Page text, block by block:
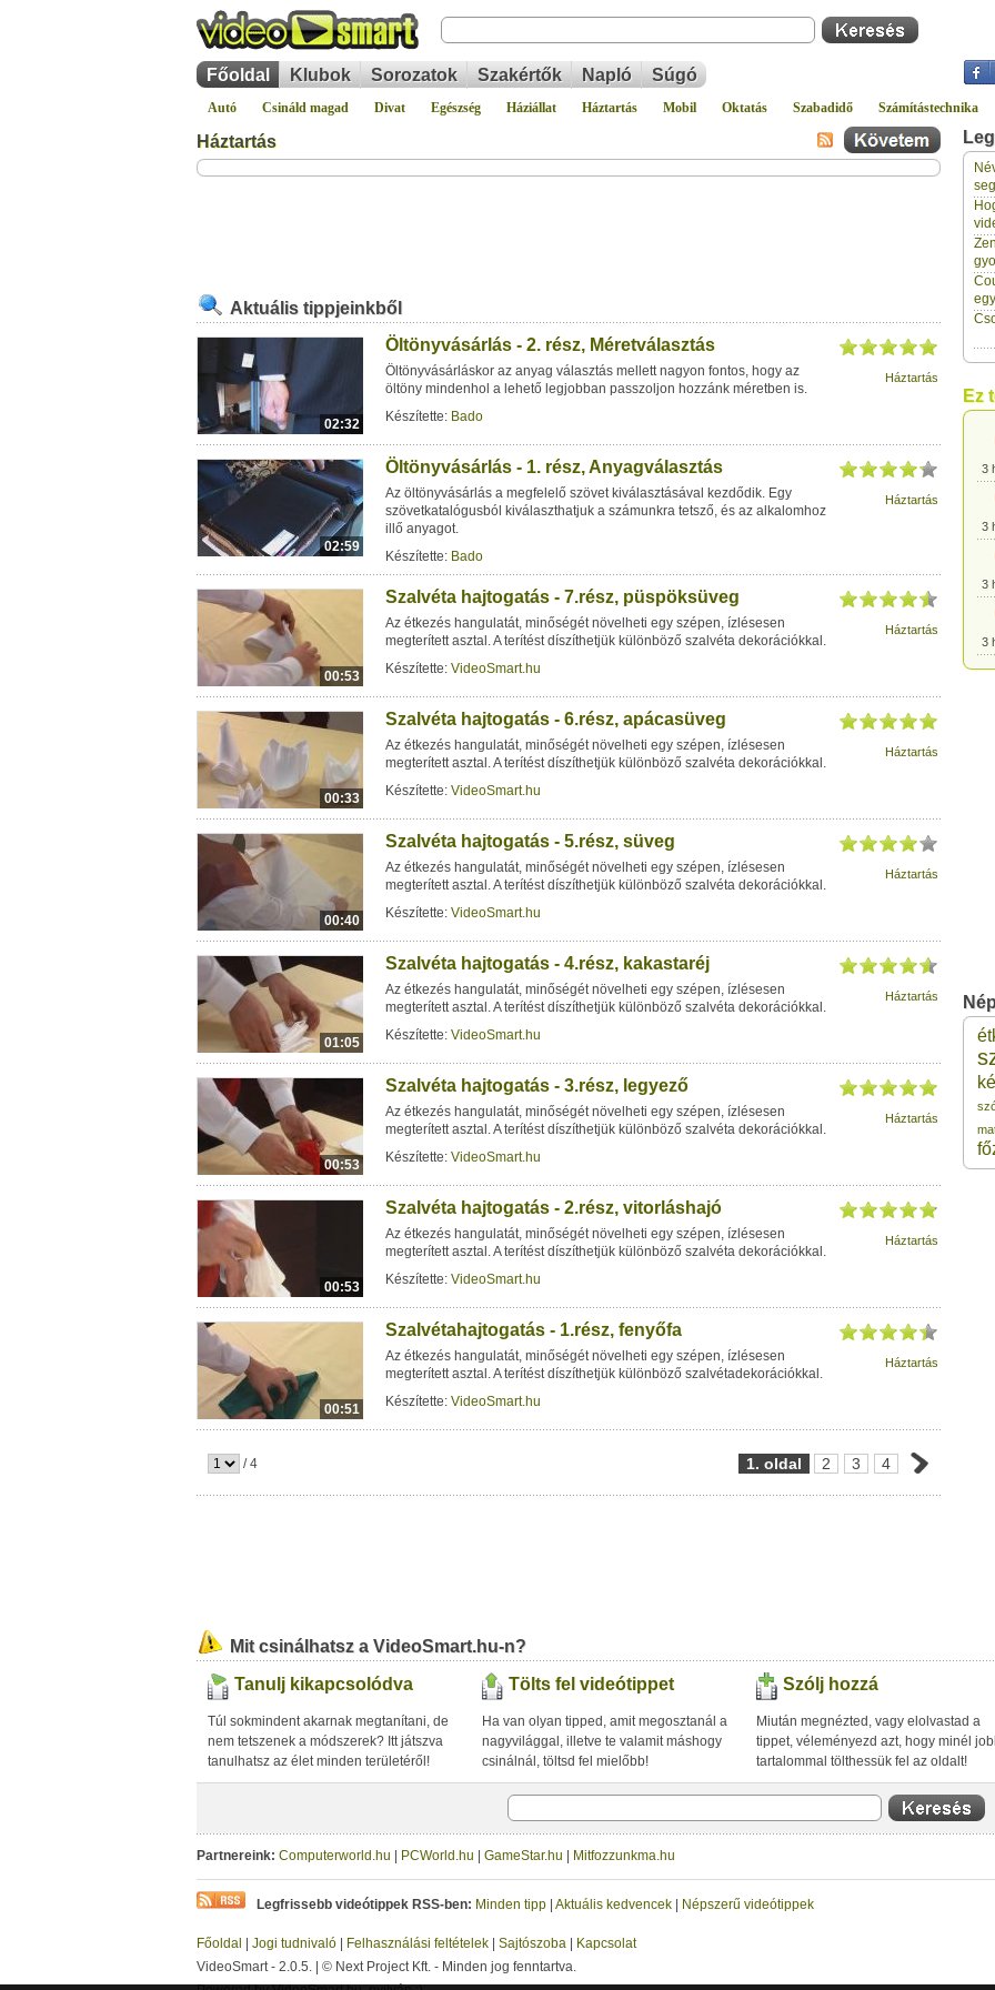
Főoldal Klubok Sorozatok Szakértők Napló Súgó
Autó Csináld magad Divat Egészség Háziállat Háztartás Mobil Oktatás Szabadidő Számítástechnika
Háztartás
Aktuális tippjeinkből
02:32
Öltönyvásárlás - 2. rész, Méretválasztás
Öltönyvásárláskor az anyag választás mellett nagyon fontos, hogy az
öltöny mindenhol a lehető legjobban passzoljon hozzánk méretben is.
Készítette: Bado
Háztartás
02:59
Öltönyvásárlás - 1. rész, Anyagválasztás
Az öltönyvásárlás a megfelelő szövet kiválasztásával kezdődik. Egy
szövetkatalógusból kiválaszthatjuk a számunkra tetsző, és az alkalomhoz
illő anyagot.
Készítette: Bado
Háztartás
00:53
Szalvéta hajtogatás - 7.rész, püspöksüveg
Az étkezés hangulatát, minőségét növelheti egy szépen, ízlésesen
megterített asztal. A terítést díszíthetjük különböző szalvéta dekorációkkal.
Készítette: VideoSmart.hu
Háztartás
00:33
Szalvéta hajtogatás - 6.rész, apácasüveg
Az étkezés hangulatát, minőségét növelheti egy szépen, ízlésesen
megterített asztal. A terítést díszíthetjük különböző szalvéta dekorációkkal.
Készítette: VideoSmart.hu
Háztartás
00:40
Szalvéta hajtogatás - 5.rész, süveg
Az étkezés hangulatát, minőségét növelheti egy szépen, ízlésesen
megterített asztal. A terítést díszíthetjük különböző szalvéta dekorációkkal.
Készítette: VideoSmart.hu
Háztartás
01:05
Szalvéta hajtogatás - 4.rész, kakastaréj
Az étkezés hangulatát, minőségét növelheti egy szépen, ízlésesen
megterített asztal. A terítést díszíthetjük különböző szalvéta dekorációkkal.
Készítette: VideoSmart.hu
Háztartás
00:53
Szalvéta hajtogatás - 3.rész, legyező
Az étkezés hangulatát, minőségét növelheti egy szépen, ízlésesen
megterített asztal. A terítést díszíthetjük különböző szalvéta dekorációkkal.
Készítette: VideoSmart.hu
Háztartás
00:53
Szalvéta hajtogatás - 2.rész, vitorláshajó
Az étkezés hangulatát, minőségét növelheti egy szépen, ízlésesen
megterített asztal. A terítést díszíthetjük különböző szalvéta dekorációkkal.
Készítette: VideoSmart.hu
Háztartás
00:51
Szalvétahajtogatás - 1.rész, fenyőfa
Az étkezés hangulatát, minőségét növelheti egy szépen, ízlésesen
megterített asztal. A terítést díszíthetjük különböző szalvétadekorációkkal.
Készítette: VideoSmart.hu
Háztartás
/ 4 1. oldal 2 3 4
Ez
3
3
3
3
3
3
3
3
3
3
3
Mit csinálhatsz a VideoSmart.hu-n?
Tanulj kikapcsolódva
Túl sokmindent akarnak megtanítani, de
nem tetszenek a módszerek? Itt játszva
tanulhatsz az élet minden területéről!
Tölts fel videótippet
Ha van olyan tipped, amit megosztanál a
nagyvilággal, illetve te valamit máshogy
csinálnál, töltsd fel mielőbb!
Szólj hozzá
Miután megnézted, vagy elolvastad a
tippet, véleményezd azt, hogy minél
tartalommal tölthessük fel az oldalt!
Partnereink: Computerworld.hu PCWorld.hu GameStar.hu Mitfozzunkma.hu
Legfrissebb videótippek RSS-ben: Minden tipp Aktuális kedvencek Népszerű videótippek
Főoldal Jogi tudnivaló Felhasználási feltételek Sajtószoba
Kapcsolat
VideoSmart - 2.0.5. | © Next Project Kft. - Minden jog fenntartva.